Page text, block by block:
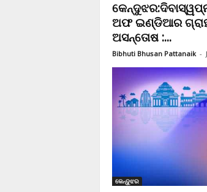
ଅଫ ଇଣ୍ଡିଆର
ଅସନ୍ତୋଷ :...
Bibhuti Bhusan Pattanaik -
କେନ୍ଦୁଝର